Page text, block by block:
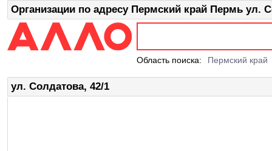
Организации по адресу Пермский край Пермь ул.
Область поиска: Пермский край
ул. Солдатова, 42/1